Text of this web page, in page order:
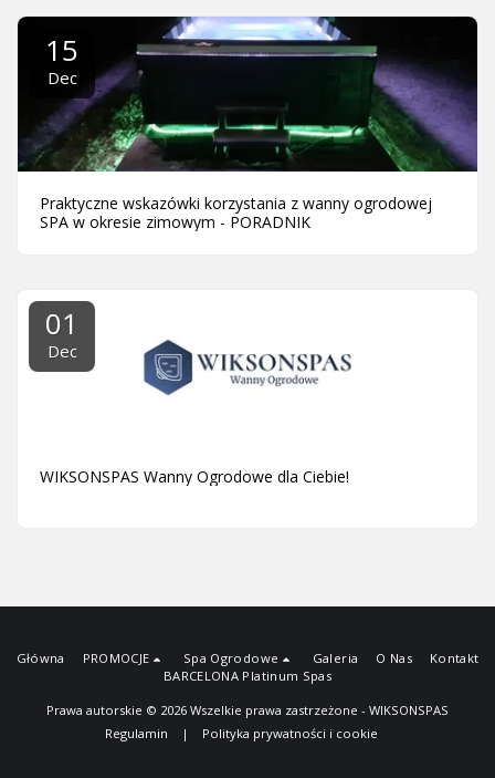
15
Dec
Praktyczne wskazówki korzystania z wanny ogrodowej
SPA w okresie zimowym - PORADNIK
01
Dec
WIKSONSPAS Wanny Ogrodowe dla Ciebie!
Główna PROMOCJE Spa Ogrodowe Galeria O Nas
Kontakt
BARCELONA Platinum Spas
Prawa autorskie © 2026 Wszelkie prawa zastrzeżone - WIKSONSPAS
Regulamin | Polityka prywatności i cookie